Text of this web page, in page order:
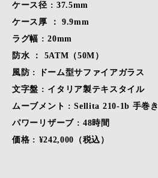
ケース径 : 37.5mm
ケース厚 ： 9.9mm
ラグ幅 : 20mm
防水 ： 5ATM（50M）
風防 : ドーム型サファイアガラス
文字盤 : イタリア製テキスタイル
ムーブメント : Sellita 210-1b 手巻き
パワーリザーブ : 48時間
価格 : ¥242,000（税込）